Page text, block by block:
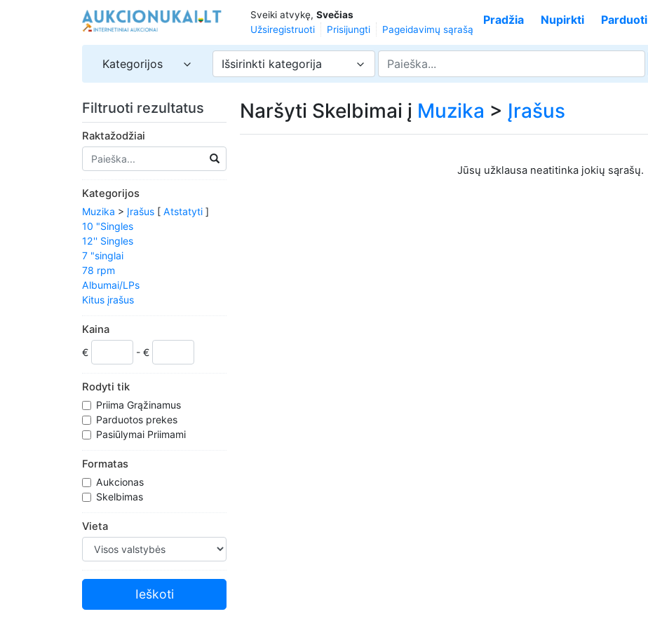
Sveiki atvykę, Svečias
Užsiregistruoti
Prisijungti Pageidavimų sąrašą
Pradžia Nupirkti Parduoti
Kategorijos Išsirinkti kategorija
Filtruoti rezultatus
Raktažodžiai
Kategorijos
Muzika > Įrašus [ Atstatyti ]
10 "Singles
12'' Singles
7 "singlai
78 rpm
Albumai/LPs
Kitus įrašus
Kaina
€ - €
Rodyti tik
Priima Grąžinamus
Parduotos prekes
Pasiūlymai Priimami
Formatas
Aukcionas
Skelbimas
Vieta
Naršyti Skelbimai į Muzika > Įrašus
Jūsų užklausa neatitinka jokių sąrašų.